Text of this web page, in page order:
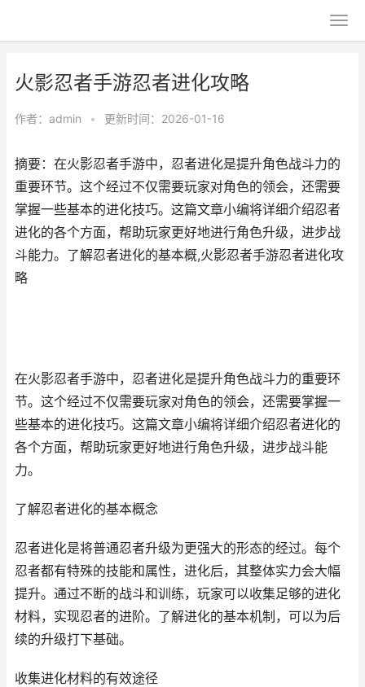
火影忍者手游忍者进化攻略
作者： admin • 更新时间：2026-01-16
摘要：在火影忍者手游中，忍者进化是提升角色战斗力的
重要环节。这个经过不仅需要玩家对角色的领会，还需要
掌握一些基本的进化技巧。这篇文章小编将详细介绍忍者
进化的各个方面，帮助玩家更好地进行角色升级，进步战
斗能力。了解忍者进化的基本概,火影忍者手游忍者进化攻
略
在火影忍者手游中，忍者进化是提升角色战斗力的重要环
节。这个经过不仅需要玩家对角色的领会，还需要掌握一
些基本的进化技巧。这篇文章小编将详细介绍忍者进化的
各个方面，帮助玩家更好地进行角色升级，进步战斗能
力。
了解忍者进化的基本概念
忍者进化是将普通忍者升级为更强大的形态的经过。每个
忍者都有特殊的技能和属性，进化后，其整体实力会大幅
提升。通过不断的战斗和训练，玩家可以收集足够的进化
材料，实现忍者的进阶。了解进化的基本机制，可以为后
续的升级打下基础。
收集进化材料的有效途径